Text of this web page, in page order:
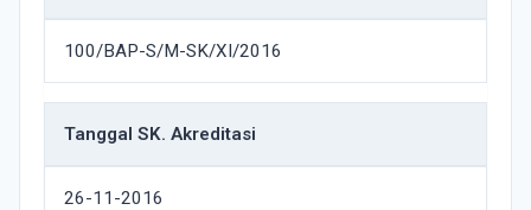
100/BAP-S/M-SK/XI/2016
Tanggal SK. Akreditasi
26-11-2016